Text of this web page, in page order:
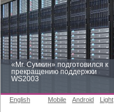
«Mr. Сумкин» подготовился к
прекращению поддержки
WS2003
English Mobile Android Light